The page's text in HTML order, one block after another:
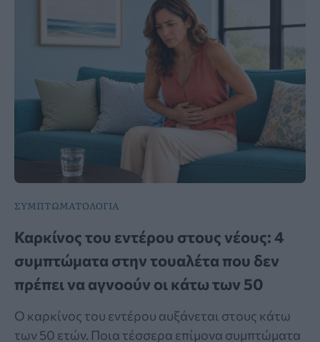
ΣΥΜΠΤΩΜΑΤΟΛΟΓΙΑ
Καρκίνος του εντέρου στους νέους: 4
συμπτώματα στην τουαλέτα που δεν
πρέπει να αγνοούν οι κάτω των 50
Ο καρκίνος του εντέρου αυξάνεται στους κάτω
των 50 ετών. Ποια τέσσερα επίμονα συμπτώματα